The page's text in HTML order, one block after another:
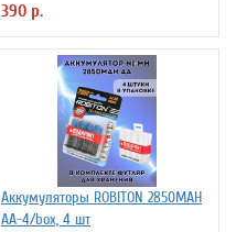
390 р.
Аккумуляторы ROBITON 2850MAH
AA-4/box, 4 шт